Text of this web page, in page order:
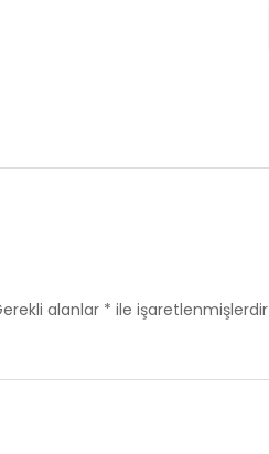
alanlar * ile işaretlenmişlerdir